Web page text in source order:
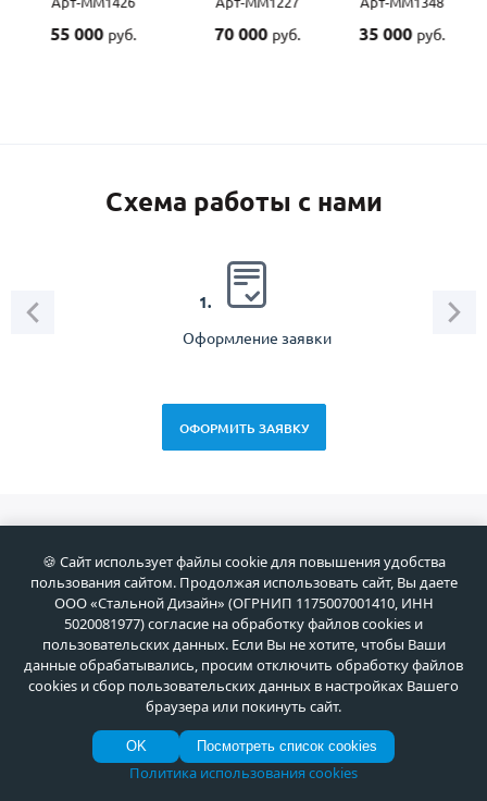
руб. руб. 35 000 руб.
Схема работы с нами
1.
Оформление заявки
ОФОРМИТЬ ЗАЯВКУ
Новоcти
07 Авг 2026
С Днём строителя! Создавая
архитектуру будущего
30 Июл 2026
Установка парадных дверей в
🍪 Сайт использует файлы cookie для повышения удобства
пользования сайтом. Продолжая использовать сайт, Вы даете
ООО «Стальной Дизайн» (ОГРНИП 1175007001410, ИНН
5020081977) согласие на обработку файлов cookies и
пользовательских данных. Если Вы не хотите, чтобы Ваши
данные обрабатывались, просим отключить обработку файлов
cookies и сбор пользовательских данных в настройках Вашего
браузера или покинуть сайт.
OK Посмотреть список cookies
Политика использования cookies